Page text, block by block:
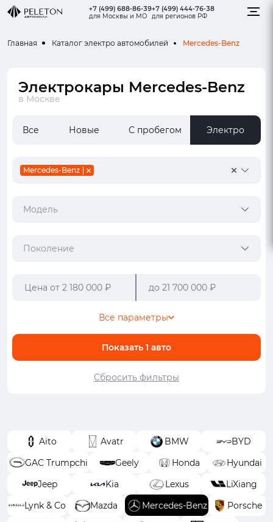
+7 (499) 688-86-39
для Москвы и МО
+7 (499) 444-76-38
для регионов РФ
Главная Каталог электро автомобилей Mercedes-Benz
Электрокары Mercedes-Benz
в Москве
Все Новые С пробегом Электро
Mercedes-Benz
Модель
Поколение
Показать 1 авто
Все параметры
Сбросить фильтры
Aito Avatr BMW
BYD
GAC Trumpchi
Geely Honda
Hyundai
Jeep
Kia Lexus
LiXiang
Lynk & Co
Mazda Mercedes-Benz
Porsche